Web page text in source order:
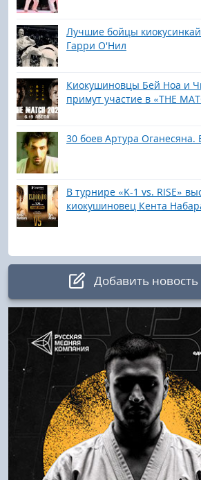
Лучшие бойцы
Гарри О'Нил
Киокушиновцы Бей Ноа и
примут участие в «THE
30 боев Артура
В турнире «‎K-1 vs. RISE»
киокушиновец Кента
Добавить новость
Авторизация
Логин:
Пароль